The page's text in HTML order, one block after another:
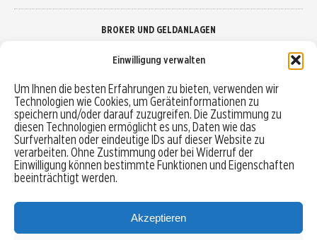
Einwilligung verwalten
Um Ihnen die besten Erfahrungen zu bieten, verwenden wir
Technologien wie Cookies, um Geräteinformationen zu
speichern und/oder darauf zuzugreifen. Die Zustimmung zu
diesen Technologien ermöglicht es uns, Daten wie das
Surfverhalten oder eindeutige IDs auf dieser Website zu
verarbeiten. Ohne Zustimmung oder bei Widerruf der
Einwilligung können bestimmte Funktionen und Eigenschaften
beeinträchtigt werden.
Akzeptieren
BROKER UND GELDANLAGEN
Robo-Advisor vergleichen
Depotvergleich
Festgeld vergleichen
Tagesgeld vergleichen